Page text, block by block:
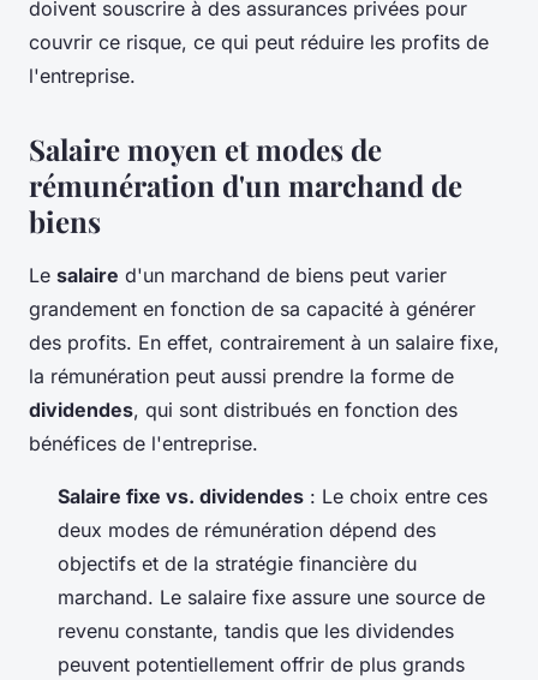
doivent souscrire à des assurances privées pour
couvrir ce risque, ce qui peut réduire les profits de
l'entreprise.
Salaire moyen et modes de
rémunération d'un marchand de
biens
Le salaire d'un marchand de biens peut varier
grandement en fonction de sa capacité à générer
des profits. En effet, contrairement à un salaire fixe,
la rémunération peut aussi prendre la forme de
dividendes, qui sont distribués en fonction des
bénéfices de l'entreprise.
Salaire fixe vs. dividendes : Le choix entre ces
deux modes de rémunération dépend des
objectifs et de la stratégie financière du
marchand. Le salaire fixe assure une source de
revenu constante, tandis que les dividendes
peuvent potentiellement offrir de plus grands